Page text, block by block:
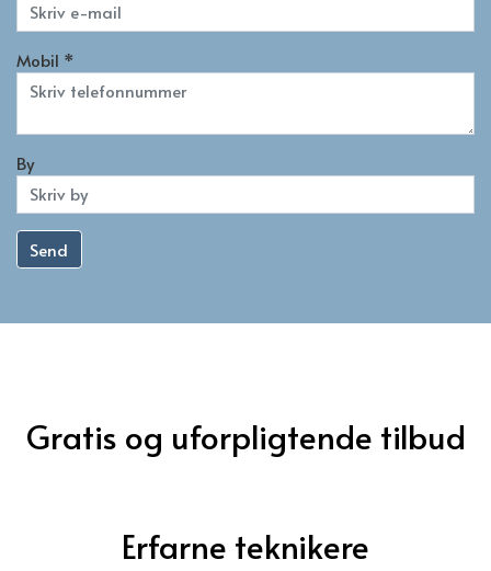
Mobil *
By
Send
Gratis og uforpligtende tilbud
Erfarne teknikere